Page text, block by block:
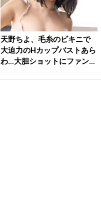
天野ちよ、毛糸のビキニで
大迫力のHカップバストあら
わ…大胆ショットにファン大